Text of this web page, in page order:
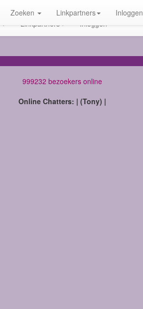
Linkpartners Inloggen
Zoeken Linkpartners Inloggen
999232 bezoekers online
Online Chatters: | (Tony) |